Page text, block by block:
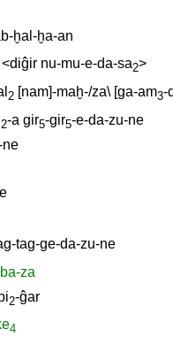
ḫal-ḫa-an
<diĝir nu-mu-e-da-sa2>
2 [nam]-maḫ-/za\ [ga-am3-
2-a gir5-gir5-e-da-zu-ne
ne
tag-ge-da-zu-ne
za
bi2-ĝar
4